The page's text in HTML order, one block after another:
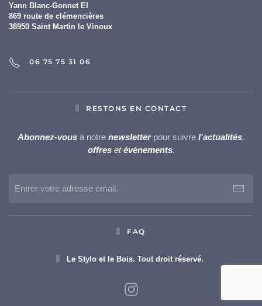
Yann Blanc-Gonnet EI
869 route de clémencières
38950 Saint Martin le Vinoux
06 75 75 31 06
RESTONS EN CONTACT
Abonnez-vous à notre newsletterpour suivre l'actualités,
offresetévénements.
FAQ
Le Stylo et le Bois. Tout droit réservé.